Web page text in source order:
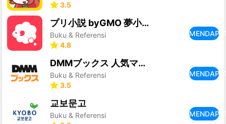
3.5
プリ小説 byGMO 夢小説が読み放題！小説を書くアプリ
Buku & Referensi
4.8
DMMブックス 人気マンガ・コミックが楽しめる電子書籍アプリ
Buku & Referensi
3.5
교보문고
Buku & Referensi